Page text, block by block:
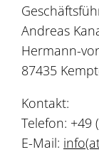
Andreas
Hermann-
87435
Kontakt:
Telefon: +49
E-Mail: